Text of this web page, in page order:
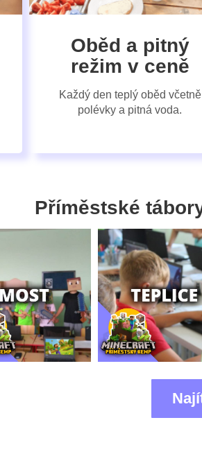
Oběd a pitný
režim v ceně
Každý den teplý oběd včetně
polévky a pitná voda.
Příměstské